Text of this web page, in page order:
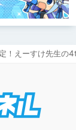
！えーすけ先生の